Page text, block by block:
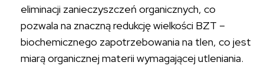
eliminacji zanieczyszczeń organicznych, co
pozwala na znaczną redukcję wielkości BZT –
biochemicznego zapotrzebowania na tlen, co jest
miarą organicznej materii wymagającej utleniania.